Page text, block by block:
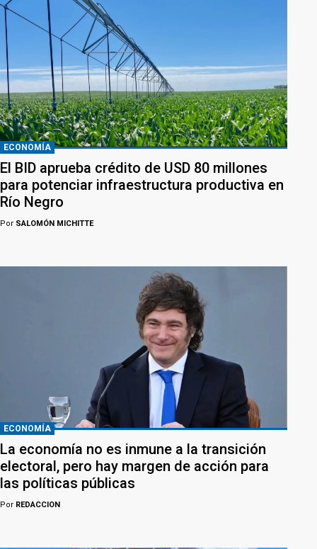
ECONOMÍA
El BID aprueba crédito de USD 80 millones
para potenciar infraestructura productiva en
Río Negro
Por SALOMÓN MICHITTE
ECONOMÍA
La economía no es inmune a la transición
electoral, pero hay margen de acción para
las políticas públicas
Por REDACCION